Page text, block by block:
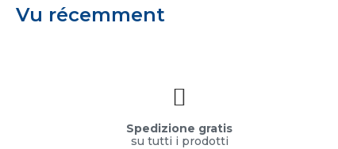
Vu récemment
Spedizione gratis
su tutti i prodotti